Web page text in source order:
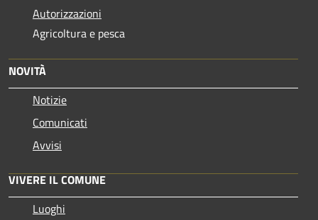
Autorizzazioni
Agricoltura e pesca
NOVITÀ
Notizie
Comunicati
Avvisi
VIVERE IL COMUNE
Luoghi